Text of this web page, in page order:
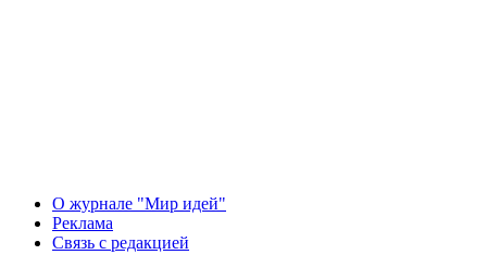
О журнале "Мир идей"
Реклама
Связь с редакцией